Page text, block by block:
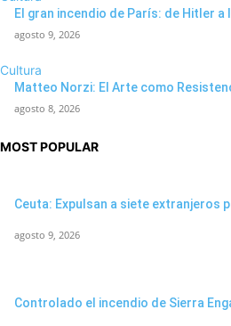
El gran incendio de París: de Hitler a
agosto 9, 2026
Cultura
Matteo Norzi: El Arte como
agosto 8, 2026
MOST POPULAR
Ceuta: Expulsan a siete extranjeros
agosto 9, 2026
Controlado el incendio de Sierra